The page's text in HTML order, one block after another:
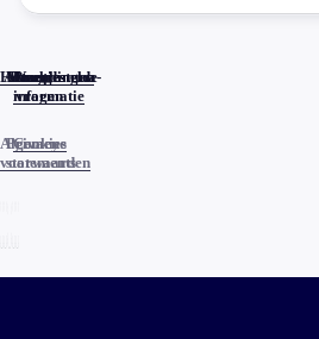
Home
Actueel
Uitzendingen
Reacties
Programma-
informatie
Veelgestelde
vragen
Algemene
voorwaarden
Privacy
statements
Cookies